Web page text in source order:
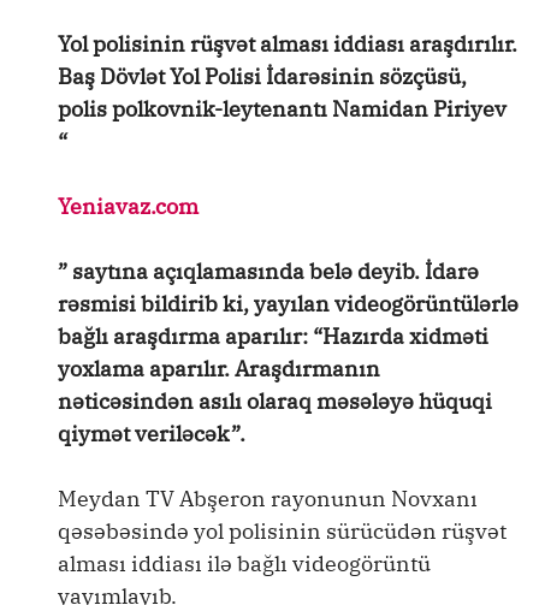
Yol polisinin rüşvət alması iddiası araşdırılır.
Baş Dövlət Yol Polisi İdarəsinin sözçüsü,
polis polkovnik-leytenantı Namidan Piriyev
“
Yeniavaz.com
” saytına açıqlamasında belə deyib. İdarə
rəsmisi bildirib ki, yayılan videogörüntülərlə
bağlı araşdırma aparılır: “Hazırda xidməti
yoxlama aparılır. Araşdırmanın
nəticəsindən asılı olaraq məsələyə hüquqi
qiymət veriləcək”.
Meydan TV Abşeron rayonunun Novxanı
qəsəbəsində yol polisinin sürücüdən rüşvət
alması iddiası ilə bağlı videogörüntü
yayımlayıb.